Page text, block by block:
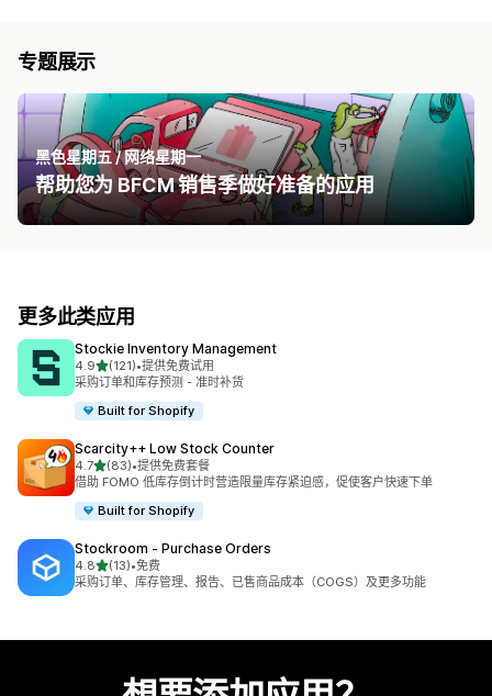
专题展示
黑色星期五 / 网络星期一
帮助您为 BFCM 销售季做好准备的应用
更多此类应用
Stockie Inventory Management
4.9星（满分 5 星）
(121)
总共 121 条评论
•提供免费试用
采购订单和库存预测 - 准时补货
Built for Shopify
Scarcity++ Low Stock Counter
4.7星（满分 5 星）
(83)
总共 83 条评论
•提供免费套餐
借助 FOMO 低库存倒计时营造限量库存紧迫感，促使客户快速下单
Built for Shopify
Stockroom ‑ Purchase Orders
4.8星（满分 5 星）
(13)
总共 13 条评论
•免费
采购订单、库存管理、报告、已售商品成本（COGS）及更多功能